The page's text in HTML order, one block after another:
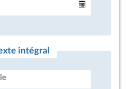
intégral